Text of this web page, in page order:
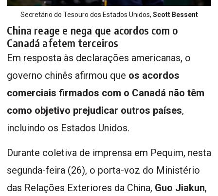
Secretário do Tesouro dos Estados Unidos, Scott Bessent
China reage e nega que acordos com o
Canadá afetem terceiros
Em resposta às declarações americanas, o
governo chinês afirmou que os acordos
comerciais firmados com o Canadá não têm
como objetivo prejudicar outros países,
incluindo os Estados Unidos.
Durante coletiva de imprensa em Pequim, nesta
segunda-feira (26), o porta-voz do Ministério
das Relações Exteriores da China, Guo Jiakun,